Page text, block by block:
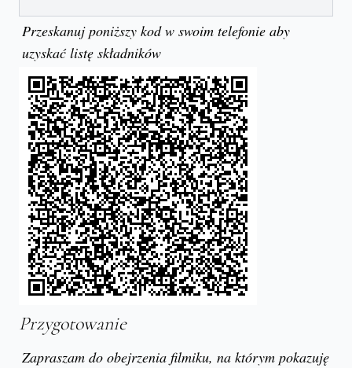
Przeskanuj poniższy kod w swoim telefonie aby
uzyskać listę składników
Przygotowanie
Zapraszam do obejrzenia filmiku, na którym pokazuję